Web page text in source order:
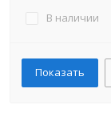
В наличии